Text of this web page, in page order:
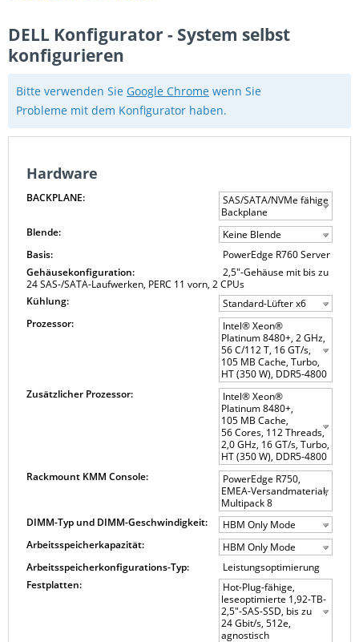
DELL Konfigurator - System selbst
konfigurieren
Bitte verwenden Sie Google Chrome wenn Sie
Probleme mit dem Konfigurator haben.
Hardware
BACKPLANE:
SAS/SATA/NVMe fähige
Backplane
Blende:
Keine Blende
Basis:
PowerEdge R760 Server
Gehäusekonfiguration:
2,5"-Gehäuse mit bis zu
24 SAS-/SATA-Laufwerken, PERC 11 vorn, 2 CPUs
Kühlung:
Standard-Lüfter x6
Prozessor:
Intel® Xeon®
Platinum 8480+, 2 GHz,
56 C/112 T, 16 GT/s,
105 MB Cache, Turbo,
HT (350 W), DDR5-4800
Zusätzlicher Prozessor:
Intel® Xeon®
Platinum 8480+,
105 MB Cache,
56 Cores, 112 Threads,
2,0 GHz, 16 GT/s, Turbo,
HT (350 W), DDR5-4800
Rackmount KMM Console:
PowerEdge R750,
EMEA-Versandmaterial,
Multipack 8
DIMM-Typ und DIMM-Geschwindigkeit:
HBM Only Mode
Arbeitsspeicherkapazität:
HBM Only Mode
Arbeitsspeicherkonfigurations-Typ:
Leistungsoptimierung
Festplatten:
Hot-Plug-fähige,
leseoptimierte 1,92-TB-
2,5"-SAS-SSD, bis zu
24 Gbit/s, 512e,
agnostisch